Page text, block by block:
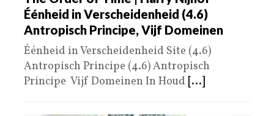
Éénheid in Verscheidenheid (4.6)
Antropisch Principe, Vijf Domeinen
Éénheid in Verscheidenheid Site (4.6)
Antropisch Principe (4.6) Antropisch
Principe Vijf Domeinen In Houd [...]